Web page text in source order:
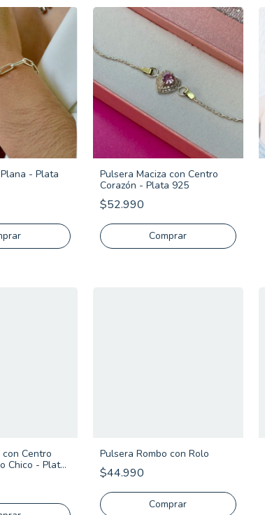
- Plata
Pulsera Maciza con Centro
Corazón - Plata 925
$52.990
Comprar
con Centro
Chico - Plata
Pulsera Rombo con Rolo
$44.990
Comprar